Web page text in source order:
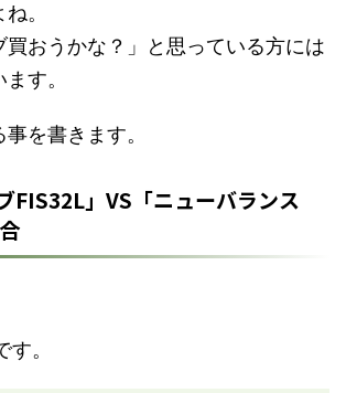
。
買おうかな？」と思っている方には
す。
を書きます。
FIS32L」VS「ニューバランス
。